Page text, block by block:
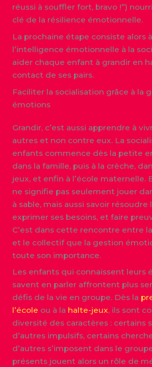
réussi à souffler fort, bravo !”)
clé de la résilience émotionnelle.
La prochaine étape consiste alors
l’intelligence émotionnelle à la
aider chaque enfant à grandir en
contact de ses pairs.
Faciliter la socialisation grâce à la
émotions
Grandir, c’est aussi apprendre à
autres et non contre eux. La
enfants commence dès la petite
dans la famille, puis à la crèche,
jeux, et enfin à l’école maternelle.
ne signifie pas seulement jouer
à sable, mais aussi savoir résoudre
exprimer ses besoins, et faire
C’est dans cette rencontre entre
et le collectif que la gestion
toute son importance.
Les enfants qui connaissent leurs
savent en parler affrontent plus
défis de la vie en groupe. Dès la
l’école ou à la halte-jeux, ils sont
diversité des caractères : certains
d’autres impulsifs, certains
d’autres s’imposent dans le
présents jouent alors un rôle de